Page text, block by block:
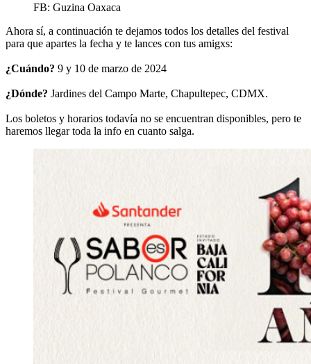
FB: Guzina Oaxaca
Ahora sí, a continuación te dejamos todos los detalles del festival
para que apartes la fecha y te lances con tus amigxs:
¿Cuándo? 9 y 10 de marzo de 2024
¿Dónde? Jardines del Campo Marte, Chapultepec, CDMX.
Los boletos y horarios todavía no se encuentran disponibles, pero te
haremos llegar toda la info en cuanto salga.